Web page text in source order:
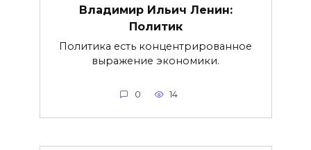
Владимир Ильич Ленин:
Политик
Политика есть концентрированное
выражение экономики.
0 14